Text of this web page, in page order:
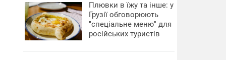
Плювки в їжу та інше: у
Грузії обговорюють
"спеціальне меню" для
російських туристів